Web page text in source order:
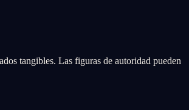
tangibles. Las figuras de autoridad pueden